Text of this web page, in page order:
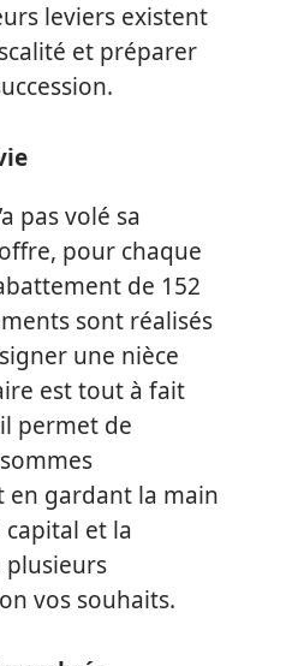
leviers existent
et préparer
pas volé sa
pour chaque
de 152
sont réalisés
une nièce
est tout à fait
permet de
gardant la main
et la
vos souhaits.